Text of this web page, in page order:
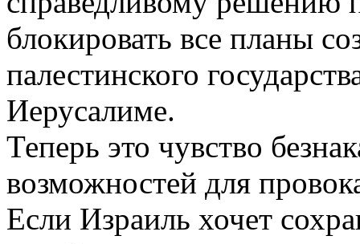
блокировать все планы
палестинского
Иерусалиме.
Теперь это чувство
возможностей для
Если Израиль хочет